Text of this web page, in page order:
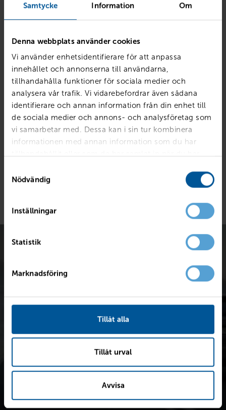
Samtycke Information Om
Denna webbplats använder cookies
Vi använder enhetsidentifierare för att anpassa
innehållet och annonserna till användarna,
tillhandahålla funktioner för sociala medier och
analysera vår trafik. Vi vidarebefordrar även sådana
identifierare och annan information från din enhet till
de sociala medier och annons- och analysföretag som
vi samarbetar med. Dessa kan i sin tur kombinera
informationen med annan information som du har
tillhandahållit eller som de har samlat in när du har
Nödvändig
Inställningar
Statistik
Marknadsföring
Tillåt alla
Tillåt urval
Avvisa
Avbetalningstid
Sammanfattning
Kontantinstats
78 487 kr
Avbetalningstid
36 mån
Ränta
7.4%
Restskuld 50%
189 950 kr
Värdera bilen kostnadsfritt
Snabb värdering för en första uppskattning av vad din bil är
värd.
Värdera din bil